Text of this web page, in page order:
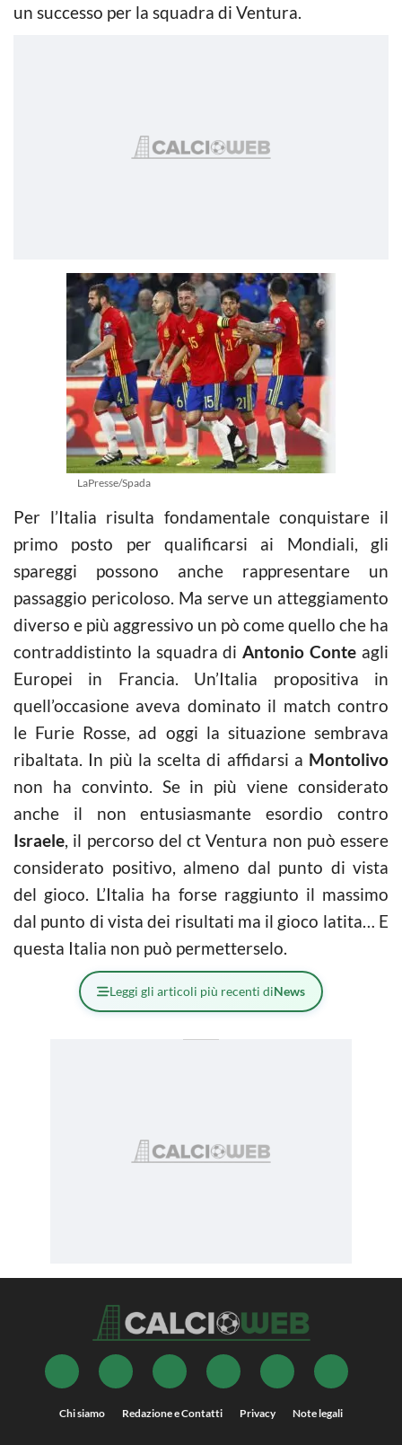
un successo per la squadra di Ventura.
LaPresse/Spada
Per l’Italia risulta fondamentale conquistare il
primo posto per qualificarsi ai Mondiali, gli
spareggi possono anche rappresentare un
passaggio pericoloso. Ma serve un atteggiamento
diverso e più aggressivo un pò come quello che ha
contraddistinto la squadra diAntonio Conte agli
Europei in Francia. Un’Italia propositiva in
quell’occasione aveva dominato il match contro
le Furie Rosse, ad oggi la situazione sembrava
ribaltata. In più la scelta di affidarsi a Montolivo
non ha convinto. Se in più viene considerato
anche il non entusiasmante esordio contro
Israele, il percorso del ct Ventura non può essere
considerato positivo, almeno dal punto di vista
del gioco. L’Italia ha forse raggiunto il massimo
dal punto di vista dei risultati ma il gioco latita… E
questa Italia non può permetterselo.
Leggi gli articoli più recenti diNews
Chi siamo Redazione e Contatti Privacy Note legali